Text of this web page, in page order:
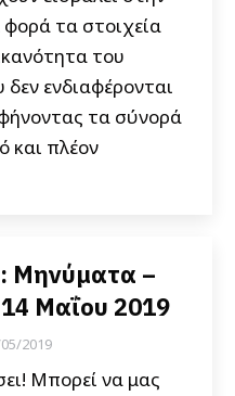
τα στοιχεία
του
ενδιαφέρονται
τα σύνορά
και πλέον
Μηνύματα –
Μαΐου 2019
2019
Μπορεί να μας